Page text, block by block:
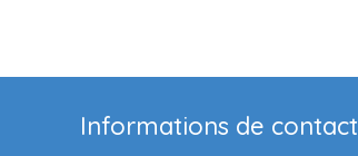
Informations de contact